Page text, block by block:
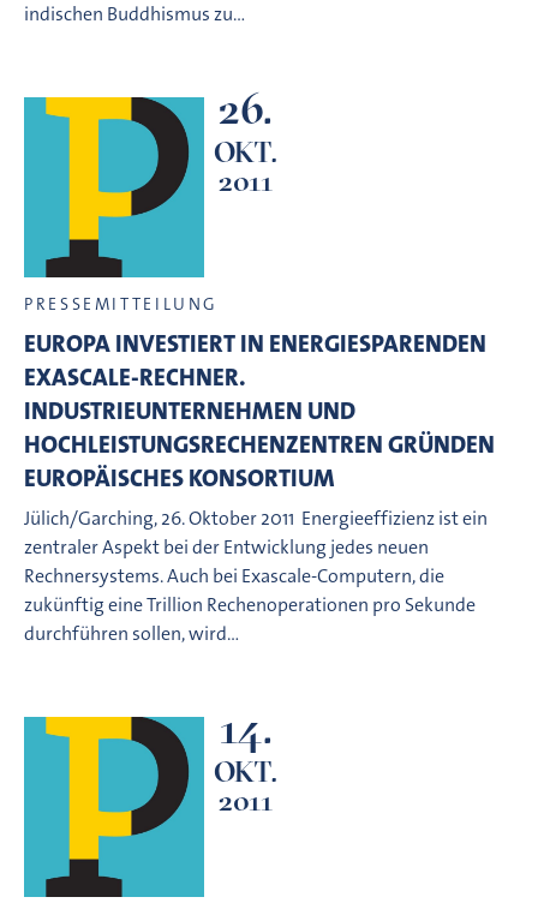
indischen Buddhismus zu…
26.
OKT.
2011
PRESSEMITTEILUNG
EUROPA INVESTIERT IN ENERGIESPARENDEN
EXASCALE-RECHNER.
INDUSTRIEUNTERNEHMEN UND
HOCHLEISTUNGSRECHENZENTREN GRÜNDEN
EUROPÄISCHES KONSORTIUM
Jülich/Garching, 26. Oktober 2011  Energieeffizienz ist ein
zentraler Aspekt bei der Entwicklung jedes neuen
Rechnersystems. Auch bei Exascale-Computern, die
zukünftig eine Trillion Rechenoperationen pro Sekunde
durchführen sollen, wird…
14.
OKT.
2011